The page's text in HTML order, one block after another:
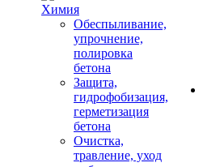
Химия
Обеспыливание,
упрочнение,
полировка
бетона
Защита,
гидрофобизация,
герметизация
бетона
Очистка,
травление, уход